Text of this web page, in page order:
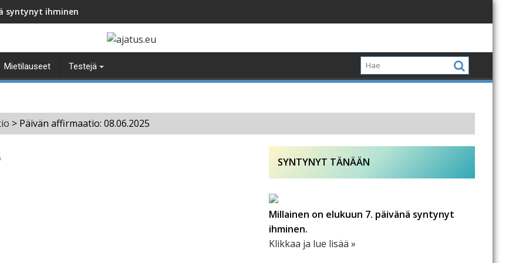
syntynyt ihminen
Mietilauseet Testejä
> Päivän affirmaatio: 08.06.2025
SYNTYNYT TÄNÄÄN
Millainen on elukuun 7. päivänä syntynyt
ihminen.
Klikkaa ja lue lisää »